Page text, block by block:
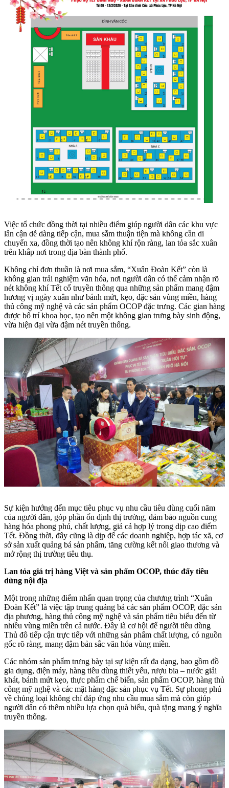
Việc tổ chức đồng thời tại nhiều điểm giúp người dân các khu vực
lân cận dễ dàng tiếp cận, mua sắm thuận tiện mà không cần di
chuyển xa, đồng thời tạo nên không khí rộn ràng, lan tỏa sắc xuân
trên khắp nơi trong địa bàn thành phố.
Không chỉ đơn thuần là nơi mua sắm, “Xuân Đoàn Kết” còn là
không gian trải nghiệm văn hóa, nơi người dân có thể cảm nhận rõ
nét không khí Tết cổ truyền thông qua những sản phẩm mang đậm
hương vị ngày xuân như bánh mứt, kẹo, đặc sản vùng miền, hàng
thủ công mỹ nghệ và các sản phẩm OCOP đặc trưng. Các gian hàng
được bố trí khoa học, tạo nên một không gian trưng bày sinh động,
vừa hiện đại vừa đậm nét truyền thống.
Sự kiện hướng đến mục tiêu phục vụ nhu cầu tiêu dùng cuối năm
của người dân, góp phần ổn định thị trường, đảm bảo nguồn cung
hàng hóa phong phú, chất lượng, giá cả hợp lý trong dịp cao điểm
Tết. Đồng thời, đây cũng là dịp để các doanh nghiệp, hợp tác xã, cơ
sở sản xuất quảng bá sản phẩm, tăng cường kết nối giao thương và
mở rộng thị trường tiêu thụ.
Lan tỏa giá trị hàng Việt và sản phẩm OCOP, thúc đẩy tiêu
dùng nội địa
Một trong những điểm nhấn quan trọng của chương trình “Xuân
Đoàn Kết” là việc tập trung quảng bá các sản phẩm OCOP, đặc sản
địa phương, hàng thủ công mỹ nghệ và sản phẩm tiêu biểu đến từ
nhiều vùng miền trên cả nước. Đây là cơ hội để người tiêu dùng
Thủ đô tiếp cận trực tiếp với những sản phẩm chất lượng, có nguồn
gốc rõ ràng, mang đậm bản sắc văn hóa vùng miền.
Các nhóm sản phẩm trưng bày tại sự kiện rất đa dạng, bao gồm đồ
gia dụng, điện máy, hàng tiêu dùng thiết yếu, rượu bia – nước giải
khát, bánh mứt kẹo, thực phẩm chế biến, sản phẩm OCOP, hàng thủ
công mỹ nghệ và các mặt hàng đặc sản phục vụ Tết. Sự phong phú
về chủng loại không chỉ đáp ứng nhu cầu mua sắm mà còn giúp
người dân có thêm nhiều lựa chọn quà biếu, quà tặng mang ý nghĩa
truyền thống.